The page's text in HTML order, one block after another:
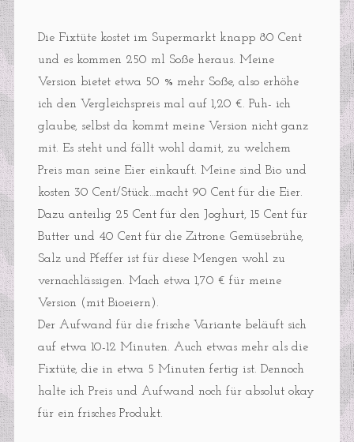
Die Fixtüte kostet im Supermarkt knapp 80 Cent
und es kommen 250 ml Soße heraus. Meine
Version bietet etwa 50 % mehr Soße, also erhöhe
ich den Vergleichspreis mal auf 1,20 €. Puh- ich
glaube, selbst da kommt meine Version nicht ganz
mit. Es steht und fällt wohl damit, zu welchem
Preis man seine Eier einkauft. Meine sind Bio und
kosten 30 Cent/Stück…macht 90 Cent für die Eier.
Dazu anteilig 25 Cent für den Joghurt, 15 Cent für
Butter und 40 Cent für die Zitrone. Gemüsebrühe,
Salz und Pfeffer ist für diese Mengen wohl zu
vernachlässigen. Mach etwa 1,70 € für meine
Version (mit Bioeiern).
Der Aufwand für die frische Variante beläuft sich
auf etwa 10-12 Minuten. Auch etwas mehr als die
Fixtüte, die in etwa 5 Minuten fertig ist. Dennoch
halte ich Preis und Aufwand noch für absolut okay
für ein frisches Produkt.